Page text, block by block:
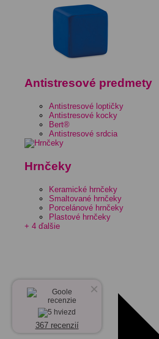
Antistresové predmety
Antistresové loptičky
Antistresové kocky
Bert®
Antistresové srdcia
Hrnčeky
Keramické hrnčeky
Smaltované hrnčeky
Porcelánové hrnčeky
Plastové hrnčeky
+ 4 ďalšie
×
367 recenzií